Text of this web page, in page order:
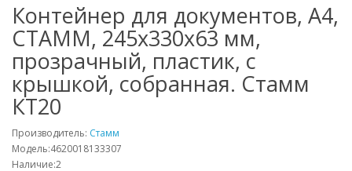
Контейнер для документов, А4,
СТАММ, 245х330х63 мм,
прозрачный, пластик, с
крышкой, собранная. Стамм
КТ20
Производитель: Стамм
Модель:4620018133307
Наличие:2